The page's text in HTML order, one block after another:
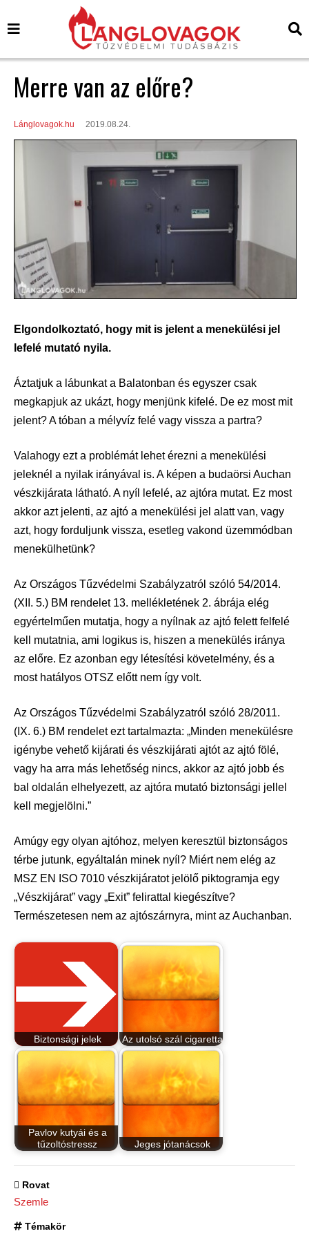
Merre van az előre?
Lánglovagok.hu 2019.08.24.
Elgondolkoztató, hogy mit is jelent a menekülési jel
lefelé mutató nyila.
Áztatjuk a lábunkat a Balatonban és egyszer csak
megkapjuk az ukázt, hogy menjünk kifelé. De ez most mit
jelent? A tóban a mélyvíz felé vagy vissza a partra?
Valahogy ezt a problémát lehet érezni a menekülési
jeleknél a nyilak irányával is. A képen a budaörsi Auchan
vészkijárata látható. A nyíl lefelé, az ajtóra mutat. Ez most
akkor azt jelenti, az ajtó a menekülési jel alatt van, vagy
azt, hogy forduljunk vissza, esetleg vakond üzemmódban
menekülhetünk?
Az Országos Tűzvédelmi Szabályzatról szóló 54/2014.
(XII. 5.) BM rendelet 13. mellékletének 2. ábrája elég
egyértelműen mutatja, hogy a nyílnak az ajtó felett felfelé
kell mutatnia, ami logikus is, hiszen a menekülés iránya
az előre. Ez azonban egy létesítési követelmény, és a
most hatályos OTSZ előtt nem így volt.
Az Országos Tűzvédelmi Szabályzatról szóló 28/2011.
(IX. 6.) BM rendelet ezt tartalmazta: „Minden menekülésre
igénybe vehető kijárati és vészkijárati ajtót az ajtó fölé,
vagy ha arra más lehetőség nincs, akkor az ajtó jobb és
bal oldalán elhelyezett, az ajtóra mutató biztonsági jellel
kell megjelölni.”
Amúgy egy olyan ajtóhoz, melyen keresztül biztonságos
térbe jutunk, egyáltalán minek nyíl? Miért nem elég az
MSZ EN ISO 7010 vészkijáratot jelölő piktogramja egy
„Vészkijárat” vagy „Exit” felirattal kiegészítve?
Természetesen nem az ajtószárnyra, mint az Auchanban.
Biztonsági jelek Az utolsó szál cigaretta
Pavlov kutyái és a
tűzoltóstressz
Jeges jótanácsok
Rovat
Szemle
Témakör